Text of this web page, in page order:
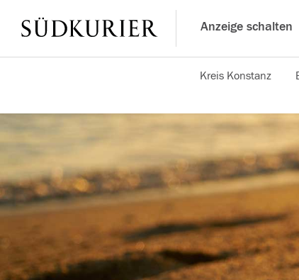
Anzeige schalten
Kreis Konstanz